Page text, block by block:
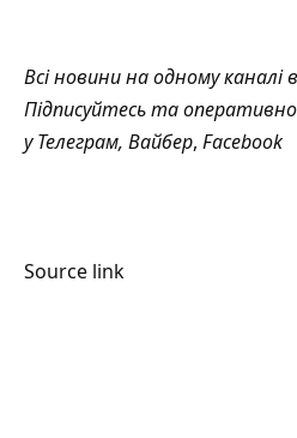
Всі новини на одному каналі в
Підписуйтесь та
уТелеграм, Вайбер, Facebook
Source link